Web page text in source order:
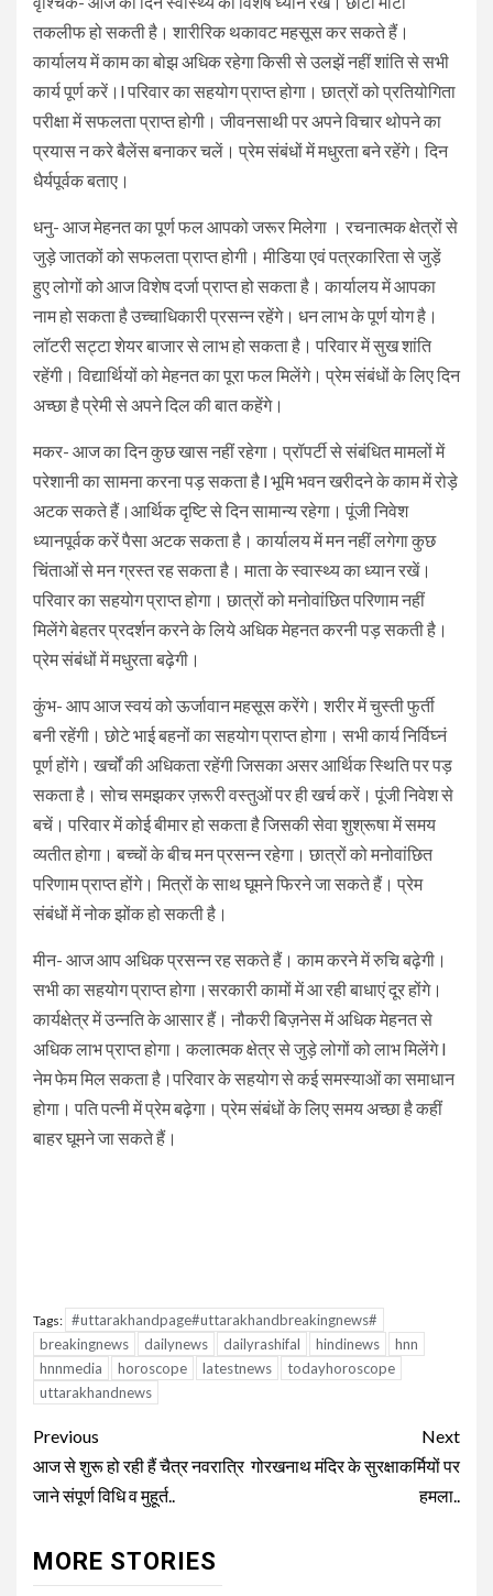
तकलीफ हो सकती है। शारीरिक थकावट महसूस कर सकते हैं।
कार्यालय में काम का बोझ अधिक रहेगा किसी से उलझें नहीं शांति से सभी
कार्य पूर्ण करें।l परिवार का सहयोग प्राप्त होगा। छात्रों को प्रतियोगिता
परीक्षा में सफलता प्राप्त होगी। जीवनसाथी पर अपने विचार थोपने का
प्रयास न करे बैलेंस बनाकर चलें। प्रेम संबंधों में मधुरता बने रहेंगे। दिन
धैर्यपूर्वक बताए।
धनु- आज मेहनत का पूर्ण फल आपको जरूर मिलेगा । रचनात्मक क्षेत्रों से
जुड़े जातकों को सफलता प्राप्त होगी। मीडिया एवं पत्रकारिता से जुड़ें
हुए लोगों को आज विशेष दर्जा प्राप्त हो सकता है। कार्यालय में आपका
नाम हो सकता है उच्चाधिकारी प्रसन्न रहेंगे। धन लाभ के पूर्ण योग है।
लॉटरी सट्टा शेयर बाजार से लाभ हो सकता है। परिवार में सुख शांति
रहेंगी। विद्यार्थियों को मेहनत का पूरा फल मिलेंगे। प्रेम संबंधों के लिए दिन
अच्छा है प्रेमी से अपने दिल की बात कहेंगे।
मकर- आज का दिन कुछ खास नहीं रहेगा। प्रॉपर्टी से संबंधित मामलों में
परेशानी का सामना करना पड़ सकता है l भूमि भवन खरीदने के काम में रोड़े
अटक सकते हैं।आर्थिक दृष्टि से दिन सामान्य रहेगा। पूंजी निवेश
ध्यानपूर्वक करें पैसा अटक सकता है। कार्यालय में मन नहीं लगेगा कुछ
चिंताओं से मन ग्रस्त रह सकता है। माता के स्वास्थ्य का ध्यान रखें।
परिवार का सहयोग प्राप्त होगा। छात्रों को मनोवांछित परिणाम नहीं
मिलेंगे बेहतर प्रदर्शन करने के लिये अधिक मेहनत करनी पड़ सकती है।
प्रेम संबंधों में मधुरता बढ़ेगी।
कुंभ- आप आज स्वयं को ऊर्जावान महसूस करेंगे। शरीर में चुस्ती फुर्ती
बनी रहेंगी। छोटे भाई बहनों का सहयोग प्राप्त होगा। सभी कार्य निर्विघ्नं
पूर्ण होंगे। खर्चों की अधिकता रहेंगी जिसका असर आर्थिक स्थिति पर पड़
सकता है। सोच समझकर ज़रूरी वस्तुओं पर ही खर्च करें। पूंजी निवेश से
बचें। परिवार में कोई बीमार हो सकता है जिसकी सेवा शुश्रूषा में समय
व्यतीत होगा। बच्चों के बीच मन प्रसन्न रहेगा। छात्रों को मनोवांछित
परिणाम प्राप्त होंगे। मित्रों के साथ घूमने फिरने जा सकते हैं। प्रेम
संबंधों में नोक झोंक हो सकती है।
मीन- आज आप अधिक प्रसन्न रह सकते हैं। काम करने में रुचि बढ़ेगी।
सभी का सहयोग प्राप्त होगा।सरकारी कामों में आ रही बाधाएं दूर होंगे।
कार्यक्षेत्र में उन्नति के आसार हैं। नौकरी बिज़नेस में अधिक मेहनत से
अधिक लाभ प्राप्त होगा। कलात्मक क्षेत्र से जुड़े लोगों को लाभ मिलेंगे l
नेम फेम मिल सकता है।परिवार के सहयोग से कई समस्याओं का समाधान
होगा। पति पत्नी में प्रेम बढ़ेगा। प्रेम संबंधों के लिए समय अच्छा है कहीं
बाहर घूमने जा सकते हैं।
Tags: #uttarakhandpage#uttarakhandbreakingnews#
breakingnews
dailynews dailyrashifal hindinews
hnn
hnnmedia
horoscope latestnews
todayhoroscope
uttarakhandnews
Continue
Reading
Previous
आज से शुरू हो रही हैं चैत्र नवरात्रि
जाने संपूर्ण विधि व मुहूर्त..
Next
गोरखनाथ मंदिर के सुरक्षाकर्मियों पर
हमला..
MORE STORIES